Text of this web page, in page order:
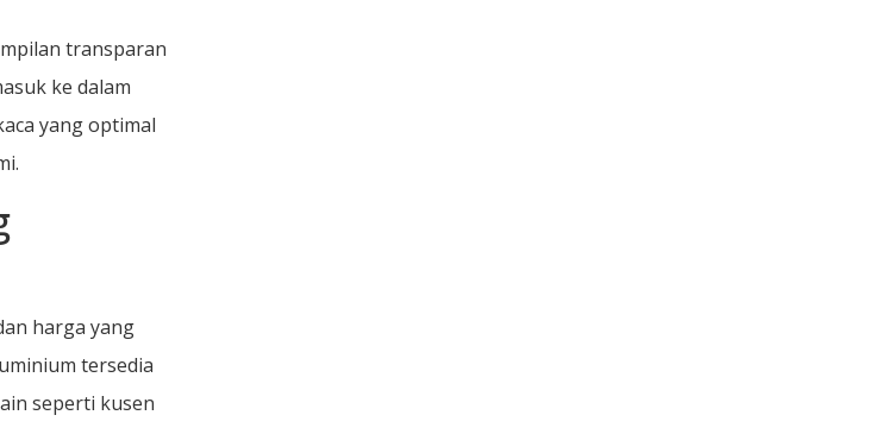
transparan
ke dalam
yang optimal
harga yang
tersedia
seperti kusen